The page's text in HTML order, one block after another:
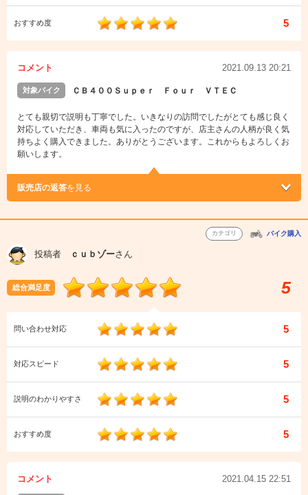
おすすめ度 5
コメント 2021.09.13 20:21
対象バイク ＣＢ４００Ｓｕｐｅｒ Ｆｏｕｒ ＶＴＥＣ
とても親切で説明も丁寧でした。いきなりの訪問でしたがとても感じ良く
対応していただき、車両も気に入ったのですが、店主さんの人柄が良く気
持ちよく購入できました。ありがとうございます。これからもよろしくお
願いします。
販売店の返答を見る
カテゴリ バイク購入
投稿者 ｃｕｂゾーさん
総合満足度 5
問い合わせ対応 5
対応スピード 5
説明のわかりやすさ 5
おすすめ度 5
コメント 2021.04.15 22:51